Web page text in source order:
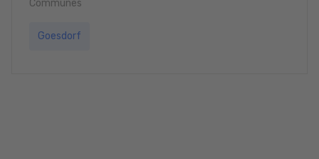
Communes
Goesdorf